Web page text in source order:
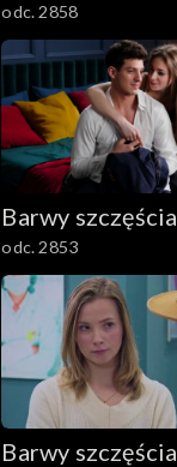
odc. 2858
Barwy szczęścia
odc. 2853
Barwy szczęścia